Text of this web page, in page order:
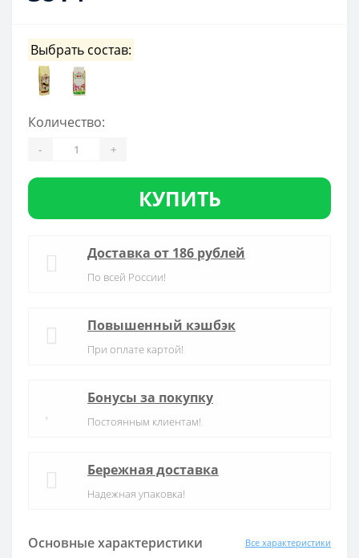
Основные характеристики Все характеристики
Выбрать состав:
Количество:
- +
КУПИТЬ
Доставка от 186 рублей
По всей России!
Повышенный кэшбэк
При оплате картой!
Бонусы за покупку
Постоянным клиентам!
Бережная доставка
Надежная упаковка!